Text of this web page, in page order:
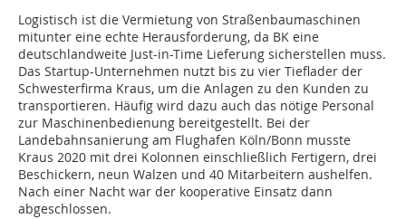
Logistisch ist die Vermietung von Straßenbaumaschinen
mitunter eine echte Herausforderung, da BK eine
deutschlandweite Just-in-Time Lieferung sicherstellen muss.
Das Startup-Unternehmen nutzt bis zu vier Tieflader der
Schwesterfirma Kraus, um die Anlagen zu den Kunden zu
transportieren. Häufig wird dazu auch das nötige Personal
zur Maschinenbedienung bereitgestellt. Bei der
Landebahnsanierung am Flughafen Köln/Bonn musste
Kraus 2020 mit drei Kolonnen einschließlich Fertigern, drei
Beschickern, neun Walzen und 40 Mitarbeitern aushelfen.
Nach einer Nacht war der kooperative Einsatz dann
abgeschlossen.